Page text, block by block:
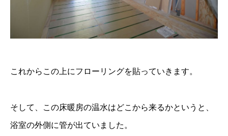
これからこの上にフローリングを貼っていきます。
そして、この床暖房の温水はどこから来るかというと、
浴室の外側に管が出ていました。